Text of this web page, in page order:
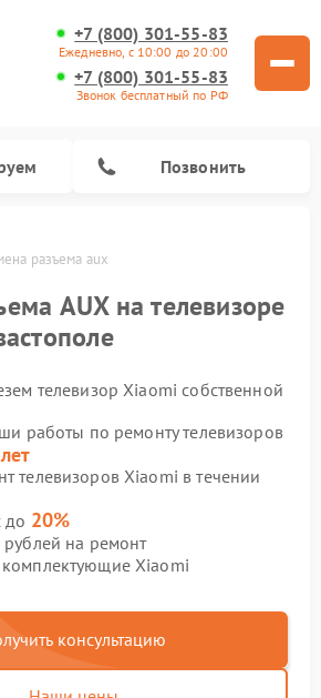
+7 (800) 301-55-83
Ежедневно, с 10:00 до 20:00
+7 (800) 301-55-83
Звонок бесплатный по РФ
Позвонить
разъема aux
AUX на телевизоре
телевизор Xiaomi собственной
работы по ремонту телевизоров
телевизоров Xiaomi в течении
до 20%
на ремонт
Xiaomi
консультацию